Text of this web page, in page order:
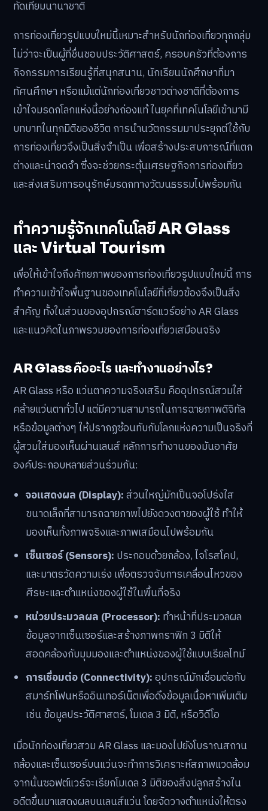
ทัดเทียมนานาชาติ
การท่องเที่ยวรูปแบบใหม่นี้เหมาะสำหรับนักท่องเที่ยวทุกกลุ่ม
ไม่ว่าจะเป็นผู้ที่ชื่นชอบประวัติศาสตร์, ครอบครัวที่ต้องการ
กิจกรรมการเรียนรู้ที่สนุกสนาน, นักเรียนนักศึกษาที่มา
ทัศนศึกษา หรือแม้แต่นักท่องเที่ยวชาวต่างชาติที่ต้องการ
เข้าใจมรดกโลกแห่งนี้อย่างถ่องแท้ ในยุคที่เทคโนโลยีเข้ามามี
บทบาทในทุกมิติของชีวิต การนำนวัตกรรมมาประยุกต์ใช้กับ
การท่องเที่ยวจึงเป็นสิ่งจำเป็น เพื่อสร้างประสบการณ์ที่แตก
ต่างและน่าจดจำ ซึ่งจะช่วยกระตุ้นเศรษฐกิจการท่องเที่ยว
และส่งเสริมการอนุรักษ์มรดกทางวัฒนธรรมไปพร้อมกัน
ทำความรู้จักเทคโนโลยี AR Glass
และ Virtual Tourism
เพื่อให้เข้าใจถึงศักยภาพของการท่องเที่ยวรูปแบบใหม่นี้ การ
ทำความเข้าใจพื้นฐานของเทคโนโลยีที่เกี่ยวข้องจึงเป็นสิ่ง
สำคัญ ทั้งในส่วนของอุปกรณ์ฮาร์ดแวร์อย่าง AR Glass
และแนวคิดในภาพรวมของการท่องเที่ยวเสมือนจริง
AR Glass คืออะไร และทำงานอย่างไร?
AR Glass หรือ แว่นตาความจริงเสริม คืออุปกรณ์สวมใส่
คล้ายแว่นตาทั่วไป แต่มีความสามารถในการฉายภาพดิจิทัล
หรือข้อมูลต่างๆ ให้ปรากฏซ้อนทับกับโลกแห่งความเป็นจริงที่
ผู้สวมใส่มองเห็นผ่านเลนส์ หลักการทำงานของมันอาศัย
องค์ประกอบหลายส่วนร่วมกัน:
จอแสดงผล (Display):ส่วนใหญ่มักเป็นจอโปร่งใส
ขนาดเล็กที่สามารถฉายภาพไปยังดวงตาของผู้ใช้ ทำให้
มองเห็นทั้งภาพจริงและภาพเสมือนไปพร้อมกัน
เซ็นเซอร์ (Sensors): ประกอบด้วยกล้อง, ไจโรสโคป,
และมาตรวัดความเร่ง เพื่อตรวจจับการเคลื่อนไหวของ
ศีรษะและตำแหน่งของผู้ใช้ในพื้นที่จริง
หน่วยประมวลผล (Processor): ทำหน้าที่ประมวลผล
ข้อมูลจากเซ็นเซอร์และสร้างภาพกราฟิก 3 มิติให้
สอดคล้องกับมุมมองและตำแหน่งของผู้ใช้แบบเรียลไทม์
การเชื่อมต่อ (Connectivity):อุปกรณ์มักเชื่อมต่อกับ
สมาร์ทโฟนหรืออินเทอร์เน็ตเพื่อดึงข้อมูลเนื้อหาเพิ่มเติม
เช่น ข้อมูลประวัติศาสตร์, โมเดล 3 มิติ, หรือวิดีโอ
เมื่อนักท่องเที่ยวสวม AR Glass และมองไปยังโบราณสถาน
กล้องและเซ็นเซอร์บนแว่นจะทำการวิเคราะห์สภาพแวดล้อม
จากนั้นซอฟต์แวร์จะเรียกโมเดล 3 มิติของสิ่งปลูกสร้างใน
อดีตขึ้นมาแสดงผลบนเลนส์แว่น โดยจัดวางตำแหน่งให้ตรง